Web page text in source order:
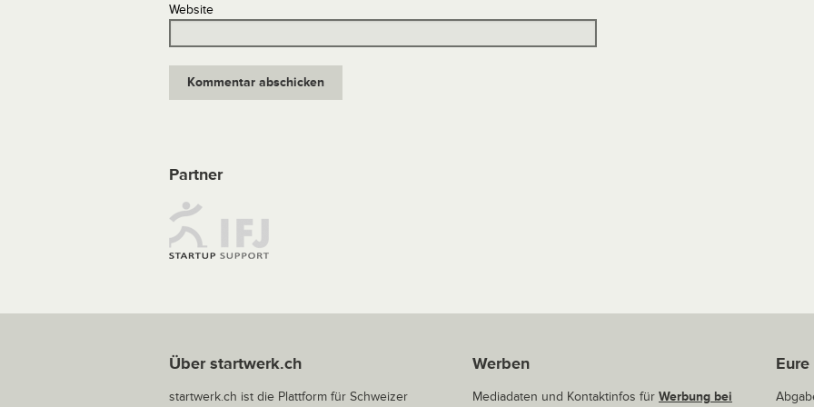
Website
Partner
Über startwerk.ch
startwerk.ch ist die Plattform für Schweizer
Werben
Mediadaten und Kontaktinfos für Werbung bei